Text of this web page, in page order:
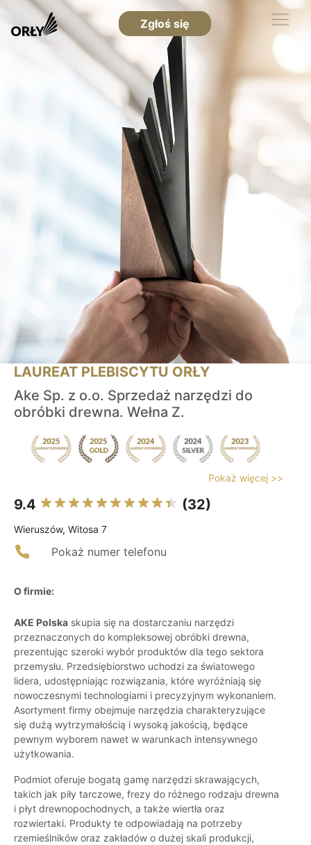
Zgłoś się
LAUREAT PLEBISCYTU ORŁY
Ake Sp. z o.o. Sprzedaż narzędzi do
obróbki drewna. Wełna Z.
Pokaż więcej >>
9.4 (32)
Wieruszów, Witosa 7
Pokaż numer telefonu
O firmie:
AKE Polska skupia się na dostarczaniu narzędzi
przeznaczonych do kompleksowej obróbki drewna,
prezentując szeroki wybór produktów dla tego sektora
przemysłu. Przedsiębiorstwo uchodzi za światowego
lidera, udostępniając rozwiązania, które wyróżniają się
nowoczesnymi technologiami i precyzyjnym wykonaniem.
Asortyment firmy obejmuje narzędzia charakteryzujące
się dużą wytrzymałością i wysoką jakością, będące
pewnym wyborem nawet w warunkach intensywnego
użytkowania.
Podmiot oferuje bogatą gamę narzędzi skrawających,
takich jak piły tarczowe, frezy do różnego rodzaju drewna
i płyt drewnopochodnych, a także wiertła oraz
rozwiertaki. Produkty te odpowiadają na potrzeby
rzemieślników oraz zakładów o dużej skali produkcji,